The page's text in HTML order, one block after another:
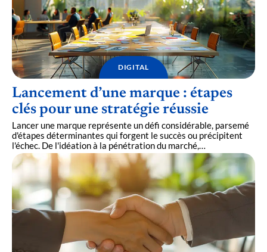
DIGITAL
Lancement d’une marque : étapes
clés pour une stratégie réussie
Lancer une marque représente un défi considérable, parsemé
d'étapes déterminantes qui forgent le succès ou précipitent
l'échec. De l'idéation à la pénétration du marché,…